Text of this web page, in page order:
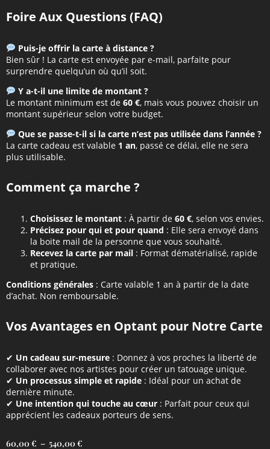
Foire Aux Questions (FAQ)
Puis-je offrir la carte à distance ?
Bien sûr ! La carte est envoyée par e-mail, parfaite pour
surprendre quelqu’un où qu’il soit.
Y a-t-il une limite de montant ?
Le montant minimum est de 60 €, mais vous pouvez choisir un
montant supérieur selon votre budget.
Que se passe-t-il si la carte n’est pas utilisée dans l’année ?
La carte cadeau est valable 1 an, passé ce délai, elle ne sera
plus utilisable.
Comment ça marche ?
Choisissez le montant : À partir de 60 €, selon vos envies.
Précisez pour qui et pour quand : Elle sera envoyé dans
la boite mail de la personne que vous souhaité.
Recevez la carte par mail : Format dématérialisé, rapide
et pratique.
Conditions générales : Carte valable 1 an à partir de la date
d’achat. Non remboursable.
Vos Avantages en Optant pour Notre Carte
✔ Un cadeau sur-mesure : Donnez à vos proches la liberté de
collaborer avec nos artistes pour créer un tatouage unique.
✔ Un processus simple et rapide : Idéal pour un achat de
dernière minute.
✔ Une intention qui touche au cœur : Parfait pour ceux qui
apprécient les cadeaux porteurs de sens.
60,00€ – 540,00€